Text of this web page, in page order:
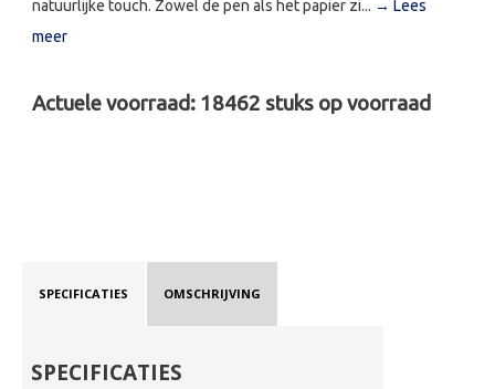
natuurlijke touch. Zowel de pen als het papier zi... → Lees
meer
Actuele voorraad: 18462 stuks op voorraad
SPECIFICATIES OMSCHRIJVING
SPECIFICATIES